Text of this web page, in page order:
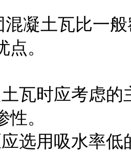
混凝土瓦比一
。
瓦时应考虑
。
选用吸水率低